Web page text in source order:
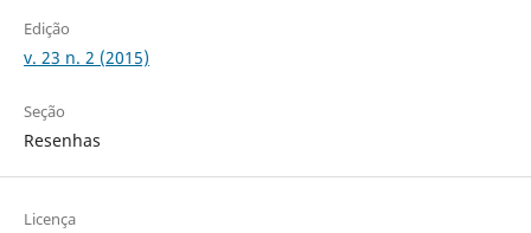
Edição
v. 23 n. 2 (2015)
Seção
Resenhas
Licença